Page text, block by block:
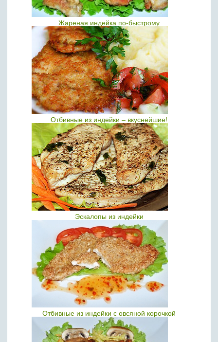
Жареная индейка по-быстрому
Отбивные из индейки – вкуснейшие!
Эскалопы из индейки
Отбивные из индейки с овсяной корочкой